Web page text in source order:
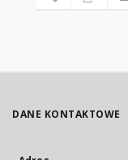
DANE KONTAKTOWE